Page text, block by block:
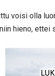
voisi olla
hieno, ettei